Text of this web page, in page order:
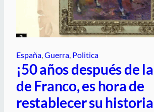
España, Guerra, Politica
¡50 años después de
de Franco, es hora de
restablecer su